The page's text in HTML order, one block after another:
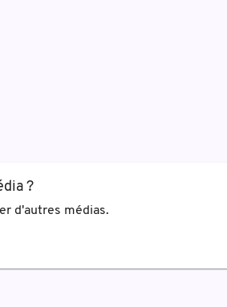
?
d'autres médias.